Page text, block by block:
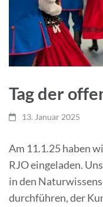
Tag der
13. Januar 2025
Am 11.1.25 haben
RJO eingeladen.
in den
durchführen, der